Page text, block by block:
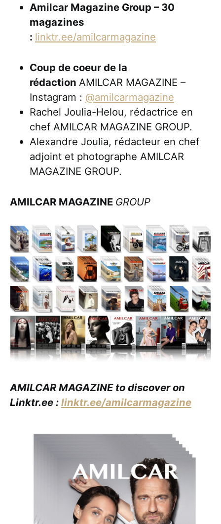
Amilcar Magazine Group – 30
magazines
: linktr.ee/amilcarmagazine
Coup de coeur de la
rédaction AMILCAR MAGAZINE –
Instagram : @amilcarmagazine
Rachel Joulia-Helou, rédactrice en
chef AMILCAR MAGAZINE GROUP.
Alexandre Joulia, rédacteur en chef
adjoint et photographe AMILCAR
MAGAZINE GROUP.
AMILCAR MAGAZINE GROUP
AMILCAR MAGAZINE to discover on
Linktr.ee : linktr.ee/amilcarmagazine